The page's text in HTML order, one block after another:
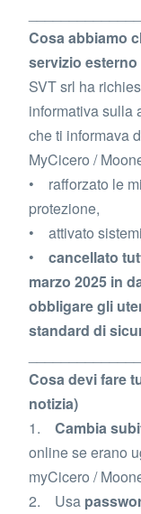
Cosa abbiamo
servizio
SVT srl ha
informativa sulla
che ti informava
MyCicero /
• rafforzato le
protezione,
• attivato
•
cancellato
marzo 2025 in
obbligare gli
standard di
Cosa devi fare
notizia)
1.
Cambia
online se erano
myCicero /
2. Usa